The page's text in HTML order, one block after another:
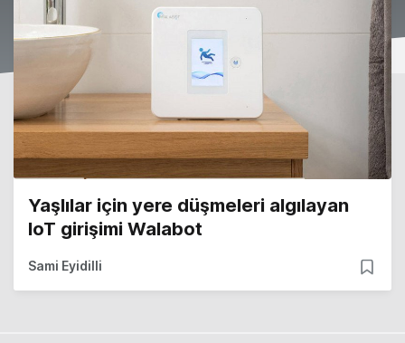
Yaşlılar için yere düşmeleri algılayan
IoT girişimi Walabot
Sami Eyidilli